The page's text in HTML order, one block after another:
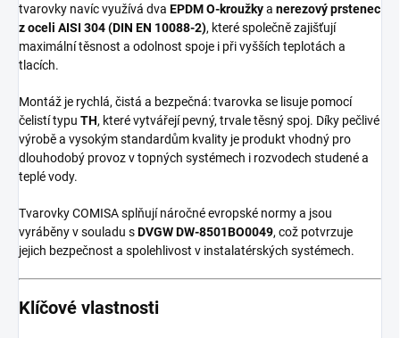
tvarovky navíc využívá dva EPDM O-kroužkya nerezový prstenec
z oceli AISI 304 (DIN EN 10088-2), které společně zajišťují
maximální těsnost a odolnost spoje i při vyšších teplotách a
tlacích.
Montáž je rychlá, čistá a bezpečná: tvarovka se lisuje pomocí
čelistí typu TH, které vytvářejí pevný, trvale těsný spoj. Díky pečlivé
výrobě a vysokým standardům kvality je produkt vhodný pro
dlouhodobý provoz v topných systémech i rozvodech studené a
teplé vody.
Tvarovky COMISA splňují náročné evropské normy a jsou
vyráběny v souladu sDVGW DW-8501BO0049, což potvrzuje
jejich bezpečnost a spolehlivost v instalatérských systémech.
Klíčové vlastnosti